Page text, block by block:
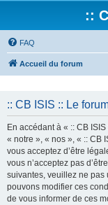
::
FAQ
Accueil du forum
:: CB ISIS :: Le
En accédant à « :: CB
« notre », « nos », « :: CB
vous acceptez d’être
vous n’acceptez pas
suivantes, veuillez ne pas
pouvons modifier ces
de vous informer de ces